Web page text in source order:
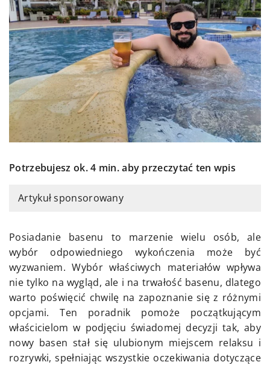
Potrzebujesz ok. 4 min. aby przeczytać ten wpis
Artykuł sponsorowany
Posiadanie basenu to marzenie wielu osób, ale
wybór odpowiedniego wykończenia może być
wyzwaniem. Wybór właściwych materiałów wpływa
nie tylko na wygląd, ale i na trwałość basenu, dlatego
warto poświęcić chwilę na zapoznanie się z różnymi
opcjami. Ten poradnik pomoże początkującym
właścicielom w podjęciu świadomej decyzji tak, aby
nowy basen stał się ulubionym miejscem relaksu i
rozrywki, spełniając wszystkie oczekiwania dotyczące